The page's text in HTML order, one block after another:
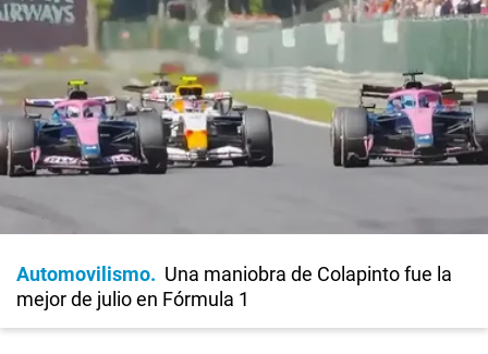
Automovilismo
Una maniobra de Colapinto fue la
mejor de julio en Fórmula 1